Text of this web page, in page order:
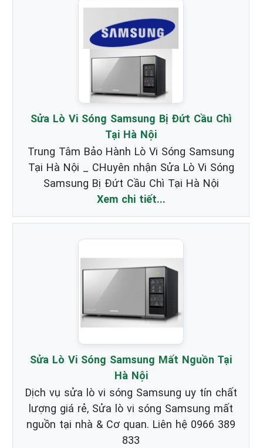
Sửa Lò Vi Sóng Samsung Bị Đứt Cầu Chì
Tại Hà Nội
Trung Tâm Bảo Hành Lò Vi Sóng Samsung
Tại Hà Nội _ CHuyên nhận Sửa Lò Vi Sóng
Samsung Bị Đứt Cầu Chì Tại Hà Nội
Xem chi tiết...
Sửa Lò Vi Sóng Samsung Mất Nguồn Tại
Hà Nội
Dịch vụ sửa lò vi sóng Samsung uy tín chất
lượng giá rẻ, Sửa lò vi sóng Samsung mất
nguồn tại nhà & Cơ quan. Liên hệ 0966 389
833